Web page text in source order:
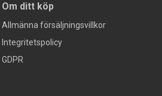
Om ditt köp
Allmänna försäljningsvillkor
Integritetspolicy
GDPR